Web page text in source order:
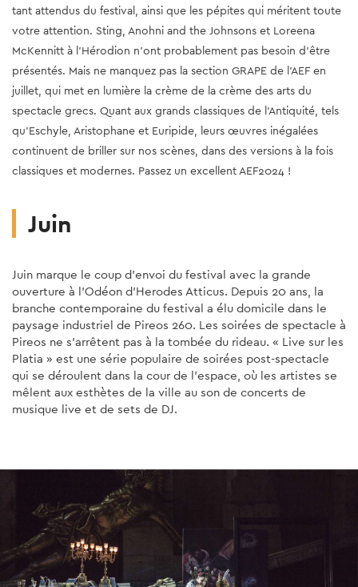
tant attendus du festival, ainsi que les pépites qui méritent toute
votre attention. Sting, Anohni and the Johnsons et Loreena
McKennitt à l'Hérodion n'ont probablement pas besoin d'être
présentés. Mais ne manquez pas la section GRAPE de l'AEF en
juillet, qui met en lumière la crème de la crème des arts du
spectacle grecs. Quant aux grands classiques de l'Antiquité, tels
qu'Eschyle, Aristophane et Euripide, leurs œuvres inégalées
continuent de briller sur nos scènes, dans des versions à la fois
classiques et modernes. Passez un excellent AEF2024 !
Juin
Juin marque le coup d'envoi du festival avec la grande
ouverture à l'Odéon d'Herodes Atticus. Depuis 20 ans, la
branche contemporaine du festival a élu domicile dans le
paysage industriel de Pireos 260. Les soirées de spectacle à
Pireos ne s'arrêtent pas à la tombée du rideau. « Live sur les
Platia » est une série populaire de soirées post-spectacle
qui se déroulent dans la cour de l'espace, où les artistes se
mêlent aux esthètes de la ville au son de concerts de
musique live et de sets de DJ.